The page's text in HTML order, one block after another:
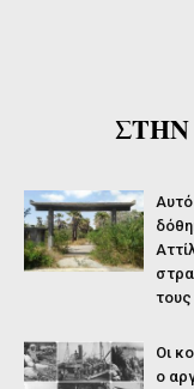
ΣΤΗΝ
τους
Οι
ο